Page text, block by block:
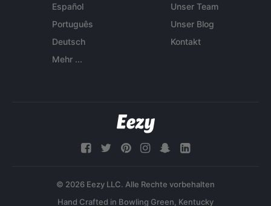
Español
Português
Deutsch
Mehr ...
Unser Team
Unser Blog
Kontakt
© 2026 Eezy LLC. Alle Rechte vorbehalten